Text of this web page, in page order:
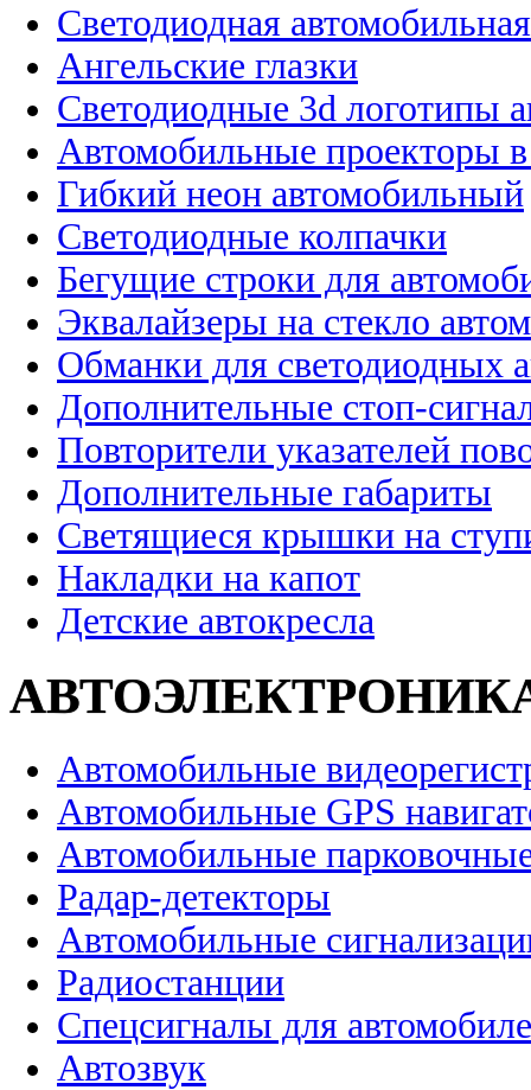
Светодиодная
Ангельские глазки
Светодиодные 3d логотипы
Автомобильные проекторы
Гибкий неон автомобильный
Светодиодные колпачки
Бегущие строки для
Эквалайзеры на стекло
Обманки для светодиодных
Дополнительные стоп-
Повторители указателей
Дополнительные габариты
Светящиеся крышки на
Накладки на капот
Детские автокресла
Автомобильные
Автомобильные GPS
Автомобильные
Радар-детекторы
Автомобильные
Радиостанции
Спецсигналы для
Автозвук